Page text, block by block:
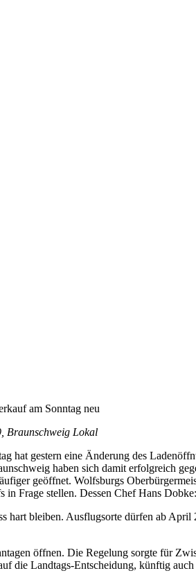
am Sonntag neu
Braunschweig Lokal
hat gestern eine Änderung des
haben sich damit erfolgreich
geöffnet. Wolfsburgs
in Frage stellen. Dessen Chef Hans
hart bleiben. Ausflugsorte dürfen ab
öffnen. Die Regelung sorgte für
die Landtags-Entscheidung, künftig